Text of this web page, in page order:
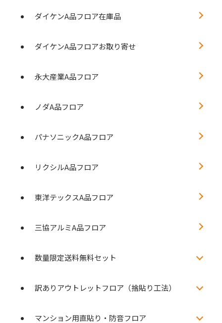
ダイケンA品フロア在庫品
ダイケンA品フロアお取り寄せ
永大産業A品フロア
ノダA品フロア
パナソニックA品フロア
リクシルA品フロア
東洋テックスA品フロア
三協アルミA品フロア
数量限定送料無料セット
訳ありアウトレットフロア（捨貼り工法）
マンション用直貼り・防音フロア